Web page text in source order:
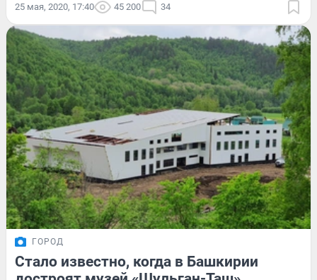
25 мая, 2020, 17:40 45 200 34
ГОРОД
Стало известно, когда в Башкирии